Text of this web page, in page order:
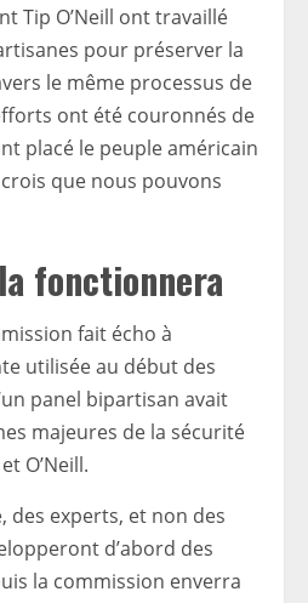
Tip O’Neill ont travaillé
pour préserver la
le même processus de
ont été couronnés de
placé le peuple américain
que nous pouvons
fonctionnera
fait écho à
utilisée au début des
panel bipartisan avait
majeures de la sécurité
O’Neill.
des experts, et non des
d’abord des
la commission enverra